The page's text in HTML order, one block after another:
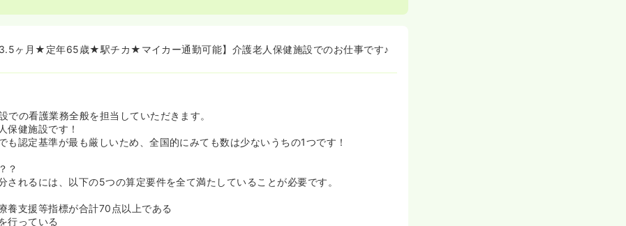
、ただ回復してもらうだけでなく、その方が自宅で再び暮らせるようになるために
添う中にも、その方の暮らしから考えてサポートすることが学べるのが老健の特徴
者の回復していく姿をサポートしたい看護師さまにおすすめです♪
い方におすすめです》
用制度が70歳のため、長期就業されたい看護師様におすすめです♪
能です！》
もございます！
ずに、天候を気にせず自分のペースで通勤が可能です！
ヶ月★定年65歳★駅チカ★マイカー通勤可能】介護老人保健施設でのお仕事です♪
の看護業務全般を担当していただきます。
保健施設です！
も認定基準が最も厳しいため、全国的にみても数は少ないうちの1つです！
？
されるには、以下の5つの算定要件を全て満たしていることが必要です。
養支援等指標が合計70点以上である
行っている